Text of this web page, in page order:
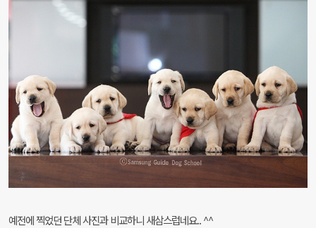
예전에 찍었던 단체 사진과 비교하니 새삼스럽네요.. ^^